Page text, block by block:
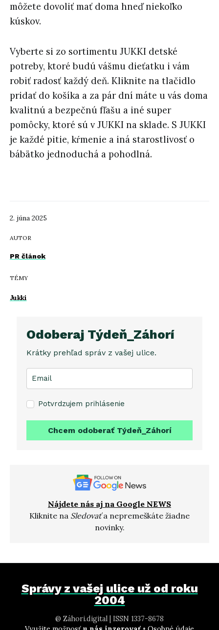
2. júna 2025
AUTOR
PR článok
TÉMY
Jukki
môžete dovoliť mať doma hneď niekoľko
kúskov.
Vyberte si zo sortimentu JUKKI detské
potreby, ktoré budú vášmu dieťatku i vám
robiť radosť každý deň. Kliknite na tlačidlo
pridať do košíka a za pár dní máte u vás doma
kvalitnú a bezpečnú fľašu a iné super
pomôcky, ktoré sú v JUKKI na sklade. S JUKKI
je každé pitie, kŕmenie a iná starostlivosť o
bábätko jednoduchá a pohodlná.
Odoberaj Týdeň_Záhorí
Krátky prehľad správ z vašej ulice.
Potvrdzujem prihlásenie
Chcem odoberať Týdeň_Záhorí
Nájdete nás aj na Google NEWS
Kliknite na Sledovaťa nepremeškáte žiadne
novinky.
Správy z vašej ulice už od roku
2004
@ Záhori.digital | ISSN 1337-8678